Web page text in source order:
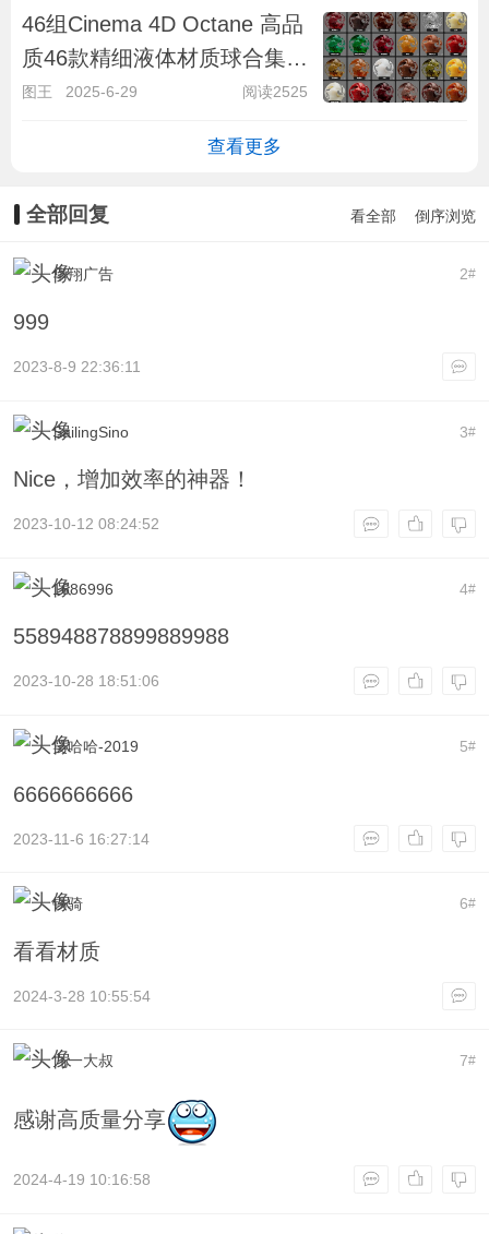
46组Cinema 4D Octane 高品
质46款精细液体材质球合集全
面上线，涵盖乳制品饮品食品
图王 2025-6-29 阅读2525
查看更多
全部回复 看全部 倒序浏览
2#
华翔广告
999
2023-8-9 22:36:11
3#
SailingSino
Nice，增加效率的神器！
2023-10-12 08:24:52
4#
1686996
558948878899889988
2023-10-28 18:51:06
5#
笑哈哈-2019
6666666666
2023-11-6 16:27:14
6#
铁骑
看看材质
2024-3-28 10:55:54
7#
九一大叔
感谢高质量分享
2024-4-19 10:16:58